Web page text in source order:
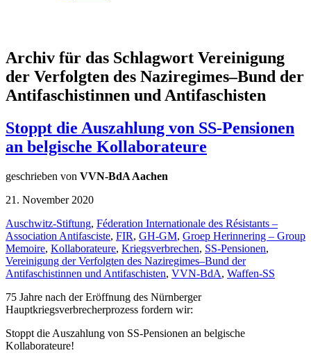
Archiv für das Schlagwort Vereinigung
der Verfolgten des Naziregimes–Bund der
Antifaschistinnen und Antifaschisten
Stoppt die Auszahlung von SS-Pensionen
an belgische Kollaborateure
geschrieben von VVN-BdA Aachen
21. November 2020
Auschwitz-Stiftung, Féderation Internationale des Résistants –
Association Antifasciste, FIR, GH-GM, Groep Herinnering – Group
Memoire, Kollaborateure, Kriegsverbrechen, SS-Pensionen,
Vereinigung der Verfolgten des Naziregimes–Bund der
Antifaschistinnen und Antifaschisten, VVN-BdA, Waffen-SS
75 Jahre nach der Eröffnung des Nürnberger
Hauptkriegsverbrecherprozess fordern wir:
Stoppt die Auszahlung von SS-Pensionen an belgische
Kollaborateure!